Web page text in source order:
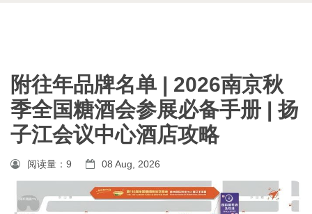
附往年品牌名单 | 2026南京秋
季全国糖酒会参展必备手册 | 扬
子江会议中心酒店攻略
阅读量： 9 08 Aug, 2026